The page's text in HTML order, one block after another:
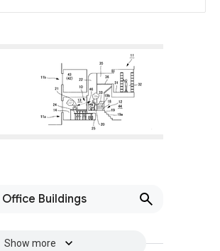
Buildings
Show more